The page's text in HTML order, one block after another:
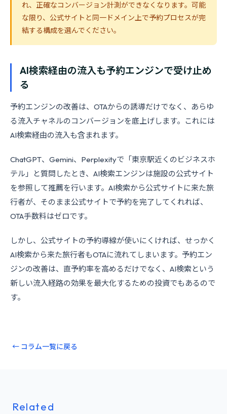
れ、正確なコンバージョン計測ができなくなります。可能
な限り、公式サイトと同一ドメイン上で予約プロセスが完
結する構成を選んでください。
AI検索経由の流入も予約エンジンで受け止め
る
予約エンジンの改善は、OTAからの誘導だけでなく、あらゆ
る流入チャネルのコンバージョンを底上げします。これには
AI検索経由の流入も含まれます。
ChatGPT、Gemini、Perplexityで「東京駅近くのビジネスホ
テル」と質問したとき、AI検索エンジンは施設の公式サイト
を参照して推薦を行います。AI検索から公式サイトに来た旅
行者が、そのまま公式サイトで予約を完了してくれれば、
OTA手数料はゼロです。
しかし、公式サイトの予約導線が使いにくければ、せっかく
AI検索から来た旅行者もOTAに流れてしまいます。予約エン
ジンの改善は、直予約率を高めるだけでなく、AI検索という
新しい流入経路の効果を最大化するための投資でもあるので
す。
← コラム一覧に戻る
Related